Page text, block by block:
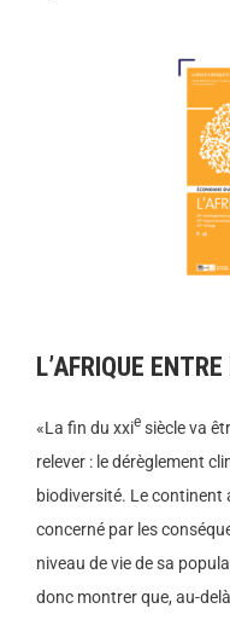
L’AFRIQUE
«La fin du xxie siècle va
relever : le dérèglement
biodiversité. Le
concerné par les
niveau de vie de sa
donc montrer que, au-